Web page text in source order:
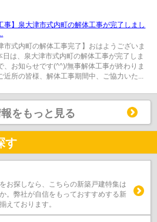
事】泉大津市式内町の解体工事が完了しまし
市式内町の解体工事完了】おはようございま
日は、泉大津市式内町の解体工事が完了しま
、お知らせです(^^)/無事解体工事が終わりま
近所の皆様、解体工事期間中、ご協力いた...
をもっと見る
す
お探しなら、こちらの新築戸建特集は
。弊社が自信をもっておすすめする新
えております。